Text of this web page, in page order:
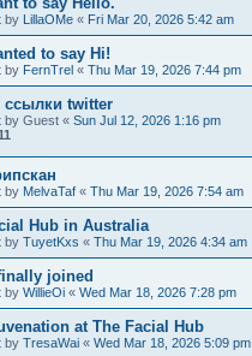
by LillaOMe « Fri Mar 20, 2026 5:42 am
to say Hi!
by FernTrel « Thu Mar 19, 2026 7:44 pm
ссылки twitter
by Guest « Sun Jul 12, 2026 1:16 pm
by MelvaTaf « Thu Mar 19, 2026 7:54 am
Hub in Australia
by TuyetKxs « Thu Mar 19, 2026 4:34 am
joined
by WillieOi « Wed Mar 18, 2026 7:28 pm
at The Facial Hub
by TresaWai « Wed Mar 18, 2026 5:09 pm